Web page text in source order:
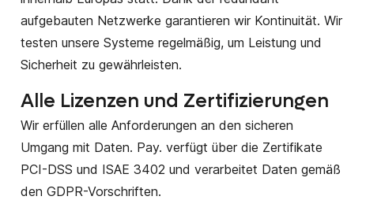
aufgebauten Netzwerke garantieren wir Kontinuität. Wir
testen unsere Systeme regelmäßig, um Leistung und
Sicherheit zu gewährleisten.
Alle Lizenzen und Zertifizierungen
Wir erfüllen alle Anforderungen an den sicheren
Umgang mit Daten. Pay. verfügt über die Zertifikate
PCI-DSS und ISAE 3402 und verarbeitet Daten gemäß
den GDPR-Vorschriften.